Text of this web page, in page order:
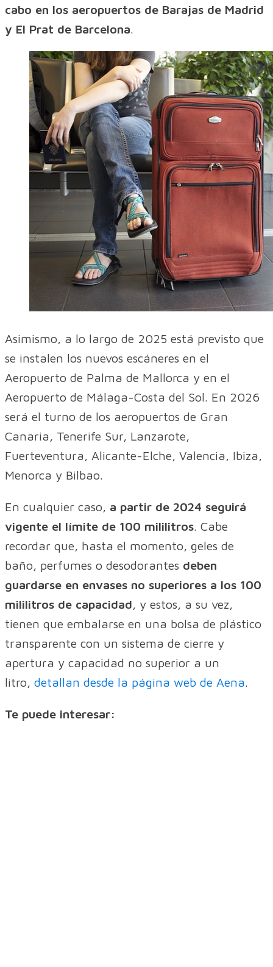
cabo en los aeropuertos de Barajas de Madrid
y El Prat de Barcelona.
Asimismo, a lo largo de 2025 está previsto que
se instalen los nuevos escáneres en el
Aeropuerto de Palma de Mallorca y en el
Aeropuerto de Málaga-Costa del Sol. En 2026
será el turno de los aeropuertos de Gran
Canaria, Tenerife Sur, Lanzarote,
Fuerteventura, Alicante-Elche, Valencia, Ibiza,
Menorca y Bilbao.
En cualquier caso, a partir de 2024 seguirá
vigente el límite de 100 mililitros. Cabe
recordar que, hasta el momento, geles de
baño, perfumes o desodorantes deben
guardarse en envases no superiores a los 100
mililitros de capacidad, y estos, a su vez,
tienen que embalarse en una bolsa de plástico
transparente con un sistema de cierre y
apertura y capacidad no superior a un
litro, detallan desde la página web de Aena.
Te puede interesar: